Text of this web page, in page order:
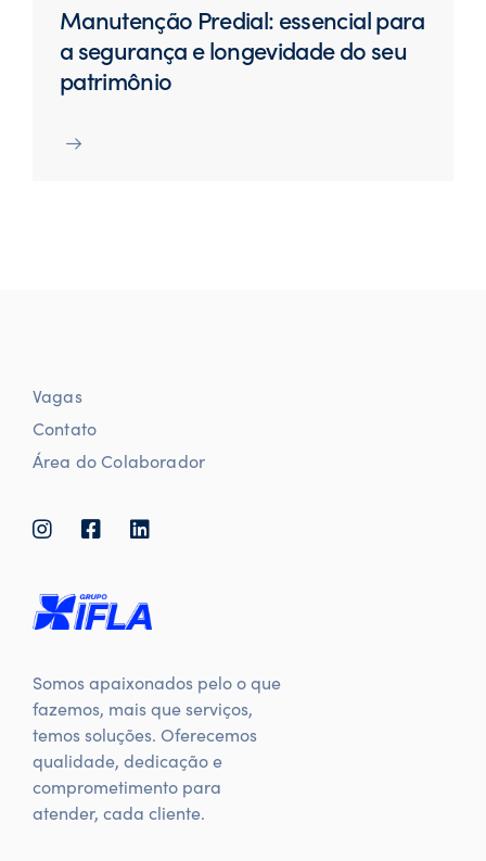
Manutenção Predial: essencial para
a segurança e longevidade do seu
patrimônio
Vagas
Contato
Área do Colaborador
Somos apaixonados pelo o que
fazemos, mais que serviços,
temos soluções. Oferecemos
qualidade, dedicação e
comprometimento para
atender, cada cliente.